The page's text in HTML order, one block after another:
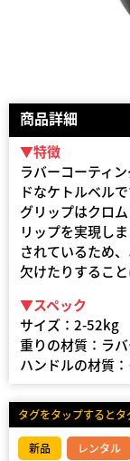
商品詳細
▼特徴
ラバーコーティ
ドなケトルベルで
グリップはクロ
リップを実現し
されているため
欠けたりすること
▼スペック
サイズ：2-52kg
重りの材質：ラ
ハンドルの材質
タグをタップするとタ
新品 レンタル